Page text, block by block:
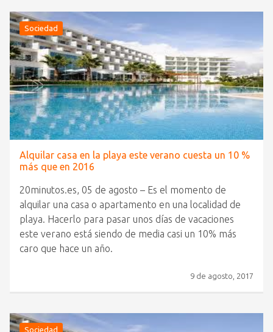
Sociedad
Alquilar casa en la playa este verano cuesta un 10 %
más que en 2016
20minutos.es, 05 de agosto – Es el momento de
alquilar una casa o apartamento en una localidad de
playa. Hacerlo para pasar unos días de vacaciones
este verano está siendo de media casi un 10% más
caro que hace un año.
9 de agosto, 2017
Sociedad